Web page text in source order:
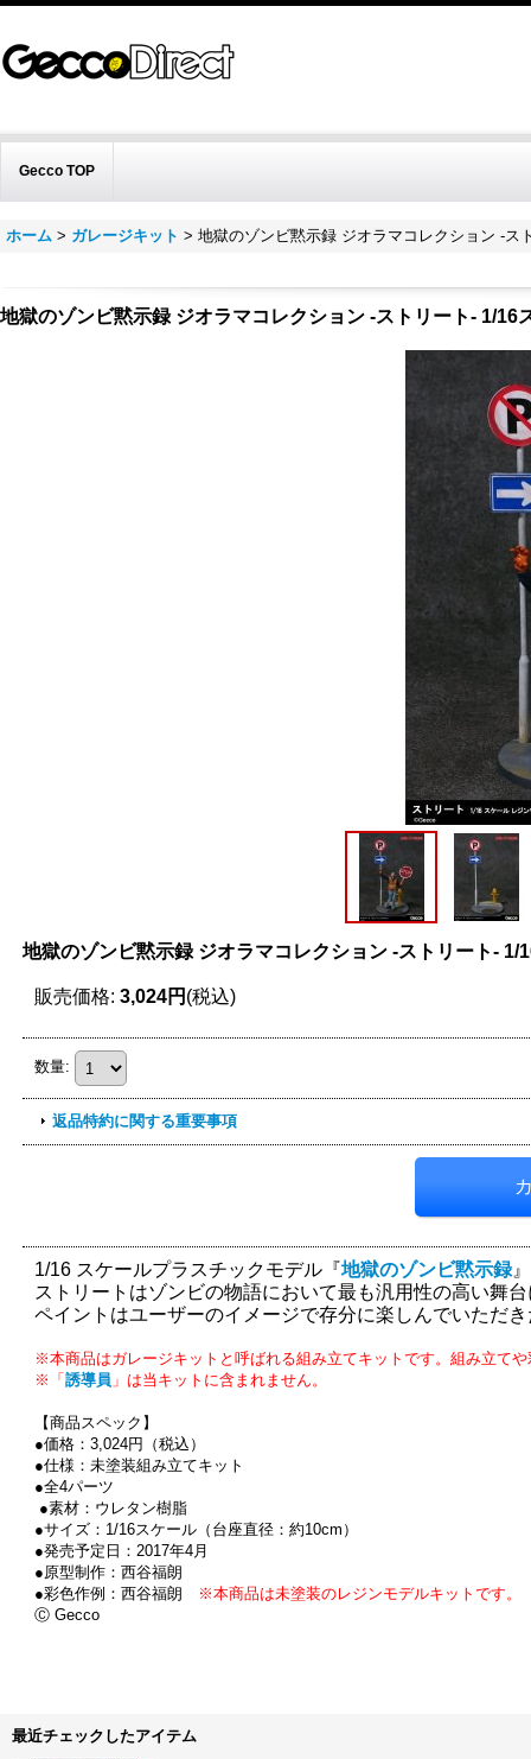
Gecco TOP
ホーム > ガレージキット > 地獄のゾンビ黙示録 ジオラマコレクション ‐ス
地獄のゾンビ黙示録 ジオラマコレクション ‐ストリート‐ 1/16
地獄のゾンビ黙示録 ジオラマコレクション ‐ストリート‐
販売価格: 3,024円 (税込)
数量:
返品特約に関する重要事項
1/16 スケールプラスチックモデル『地獄のゾンビ黙示録
ストリートはゾンビの物語において最も汎用性の高い舞
ペイントはユーザーのイメージで存分に楽しんでいただ
※本商品はガレージキットと呼ばれる組み立てキットです。組み立て
※「 誘導員 」は当キットに含まれません。
【商品スペック】
●価格：3,024円（税込）
●仕様：未塗装組み立てキット
●全4パーツ
●素材：ウレタン樹脂
●サイズ：1/16スケール（台座直径：約10cm）
●発売予定日：2017年4月
●原型制作：西谷福朗
●彩色作例：西谷福朗
※本商品は未塗装のレジンモデルキットです。
Ⓒ Gecco
最近チェックしたアイテム